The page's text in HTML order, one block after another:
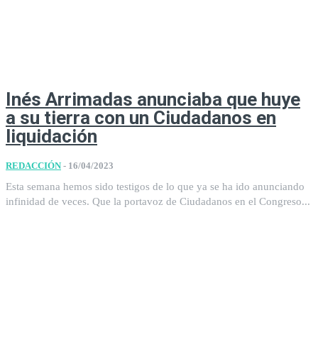
Inés Arrimadas anunciaba que huye
a su tierra con un Ciudadanos en
liquidación
REDACCIÓN - 16/04/2023
Esta semana hemos sido testigos de lo que ya se ha ido anunciando
infinidad de veces. Que la portavoz de Ciudadanos en el Congreso...